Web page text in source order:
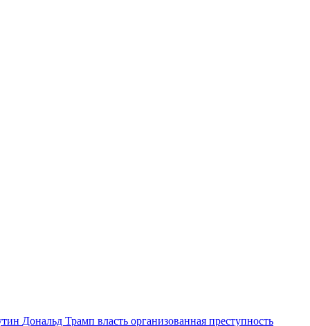
Дональд Трамп власть организованная преступность